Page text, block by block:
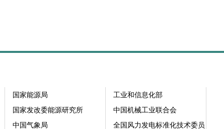
国家能源局
工业和信息化部
国家发改委能源研究所
中国机械工业联合会
中国气象局 全国风力发电标准化技术委员